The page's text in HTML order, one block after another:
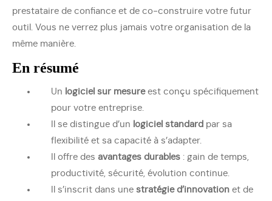
prestataire de confiance et de co-construire votre futur
outil. Vous ne verrez plus jamais votre organisation de la
même manière.
En résumé
Un logiciel sur mesureest conçu spécifiquement
pour votre entreprise.
Il se distingue d’un logiciel standard par sa
flexibilité et sa capacité à s’adapter.
Il offre des avantages durables : gain de temps,
productivité, sécurité, évolution continue.
Il s’inscrit dans une stratégie d’innovation et de